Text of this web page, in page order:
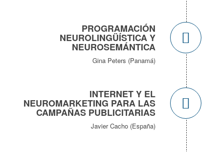
PROGRAMACIÓN
NEUROLINGÜÍSTICA Y
NEUROSEMÁNTICA
Gina Peters (Panamá)
INTERNET Y EL
NEUROMARKETING PARA LAS
CAMPAÑAS PUBLICITARIAS
Javier Cacho (España)